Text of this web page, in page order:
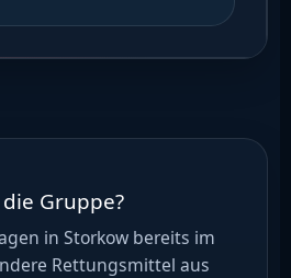
Gruppe?
in Storkow bereits im
Rettungsmittel aus